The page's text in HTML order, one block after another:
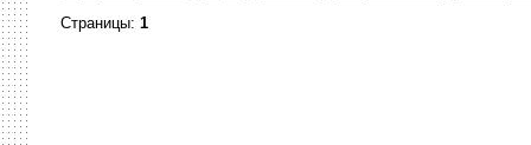
Страницы: 1